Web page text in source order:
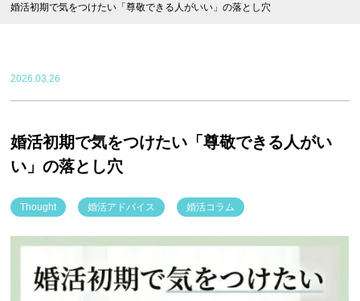
婚活初期で気をつけたい「尊敬できる人がいい」の落とし穴
2026.03.26
婚活初期で気をつけたい「尊敬できる人がい
い」の落とし穴
Thought 婚活アドバイス 婚活コラム